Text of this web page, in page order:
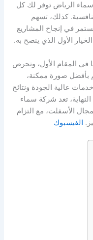
الرياض توفر لك كل
كذلك، تسهم
في إنجاح المشاريع
الأول الذي ينصح به.
في المقام الأول، وتحرص
بأفضل صورة ممكنة،
عالية الجودة ونتائج
تعد شركة سماء
الأسفلت، مع التزام
الفيسبوك